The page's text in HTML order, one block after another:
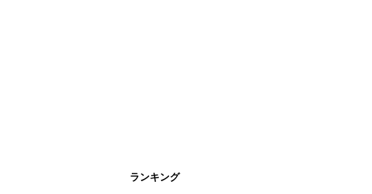
ランキング